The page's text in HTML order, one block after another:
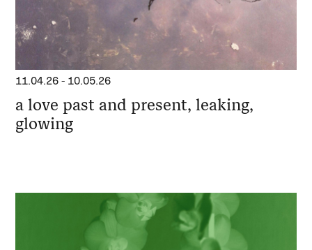
11.04.26 - 10.05.26
a love past and present, leaking,
glowing